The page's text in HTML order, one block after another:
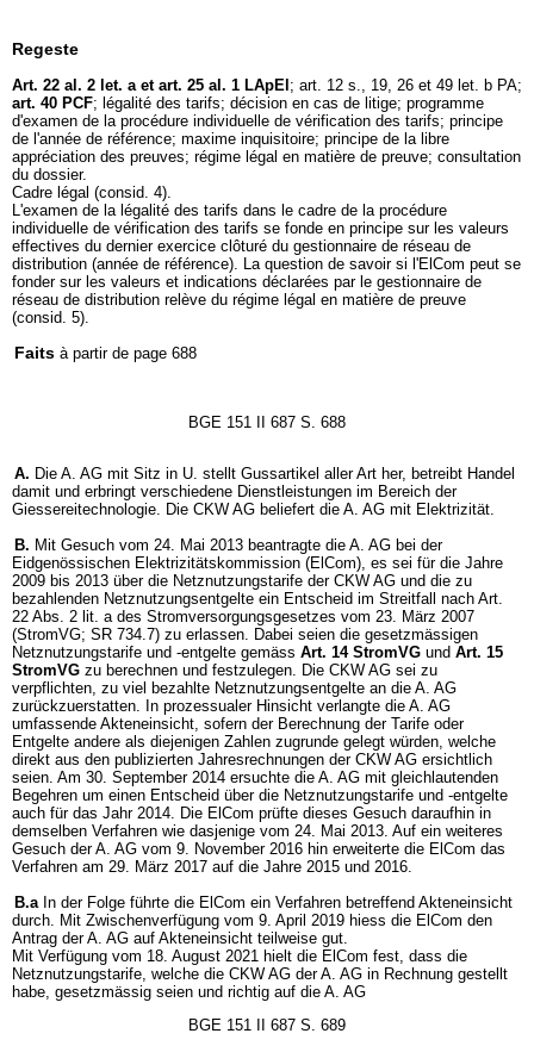
Regeste
Art. 22 al. 2 let. a et art. 25 al. 1 LApEl ; art. 12 s., 19, 26 et 49 let. b PA;
art. 40 PCF; légalité des tarifs; décision en cas de litige; programme
d'examen de la procédure individuelle de vérification des tarifs; principe
de l'année de référence; maxime inquisitoire; principe de la libre
appréciation des preuves; régime légal en matière de preuve; consultation
du dossier.
Cadre légal (consid. 4).
L'examen de la légalité des tarifs dans le cadre de la procédure
individuelle de vérification des tarifs se fonde en principe sur les valeurs
effectives du dernier exercice clôturé du gestionnaire de réseau de
distribution (année de référence). La question de savoir si l'ElCom peut se
fonder sur les valeurs et indications déclarées par le gestionnaire de
réseau de distribution relève du régime légal en matière de preuve
(consid. 5).
Faits à partir de page 688
BGE 151 II 687 S. 688
A. Die A. AG mit Sitz in U. stellt Gussartikel aller Art her, betreibt Handel
damit und erbringt verschiedene Dienstleistungen im Bereich der
Giessereitechnologie. Die CKW AG beliefert die A. AG mit Elektrizität.
B. Mit Gesuch vom 24. Mai 2013 beantragte die A. AG bei der
Eidgenössischen Elektrizitätskommission (ElCom), es sei für die Jahre
2009 bis 2013 über die Netznutzungstarife der CKW AG und die zu
bezahlenden Netznutzungsentgelte ein Entscheid im Streitfall nach Art.
22 Abs. 2 lit. a des Stromversorgungsgesetzes vom 23. März 2007
(StromVG; SR 734.7) zu erlassen. Dabei seien die gesetzmässigen
Netznutzungstarife und -entgelte gemäss Art. 14 StromVG und Art. 15
StromVG zu berechnen und festzulegen. Die CKW AG sei zu
verpflichten, zu viel bezahlte Netznutzungsentgelte an die A. AG
zurückzuerstatten. In prozessualer Hinsicht verlangte die A. AG
umfassende Akteneinsicht, sofern der Berechnung der Tarife oder
Entgelte andere als diejenigen Zahlen zugrunde gelegt würden, welche
direkt aus den publizierten Jahresrechnungen der CKW AG ersichtlich
seien. Am 30. September 2014 ersuchte die A. AG mit gleichlautenden
Begehren um einen Entscheid über die Netznutzungstarife und -entgelte
auch für das Jahr 2014. Die ElCom prüfte dieses Gesuch daraufhin in
demselben Verfahren wie dasjenige vom 24. Mai 2013. Auf ein weiteres
Gesuch der A. AG vom 9. November 2016 hin erweiterte die ElCom das
Verfahren am 29. März 2017 auf die Jahre 2015 und 2016.
B.a In der Folge führte die ElCom ein Verfahren betreffend Akteneinsicht
durch. Mit Zwischenverfügung vom 9. April 2019 hiess die ElCom den
Antrag der A. AG auf Akteneinsicht teilweise gut.
Mit Verfügung vom 18. August 2021 hielt die ElCom fest, dass die
Netznutzungstarife, welche die CKW AG der A. AG in Rechnung gestellt
habe, gesetzmässig seien und richtig auf die A. AG
BGE 151 II 687 S. 689